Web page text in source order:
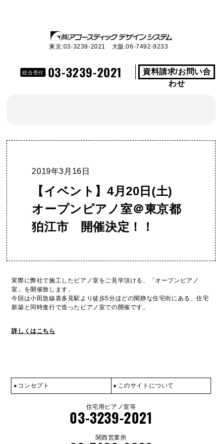
東京:03-3239-2021 大阪:06-7492-9233
総合受付 03-3239-2021
資料請求/お問い合
わせ
2019年3月16日
【イベント】4月20日(土)
オープンピアノ室＠東京都
狛江市 開催決定！！
実際に弊社で施工したピアノ室をご見学頂ける、「オープンピアノ
室」を開催致します。
今回は小田急線喜多見駅より徒歩5分ほどの閑静な住宅街にある、住宅
新築と同時進行で造ったピアノ室での開催です。
詳しくはこちら
コンセプト このサイトについて
住宅用ピアノ室等
03-3239-2021
関西営業所